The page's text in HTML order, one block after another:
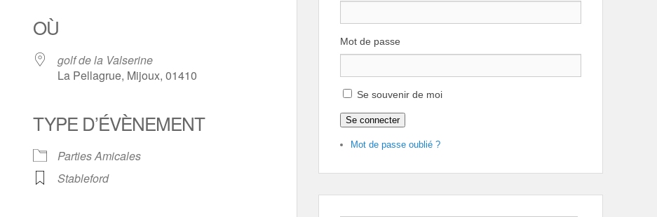
Calendrier Google Office 365
OÙ
golf de la Valserine
La Pellagrue, Mijoux, 01410
TYPE D’ÉVÈNEMENT
Parties Amicales
Stableford
Mot de passe
Se souvenir de moi
Se connecter
Mot de passe oublié ?